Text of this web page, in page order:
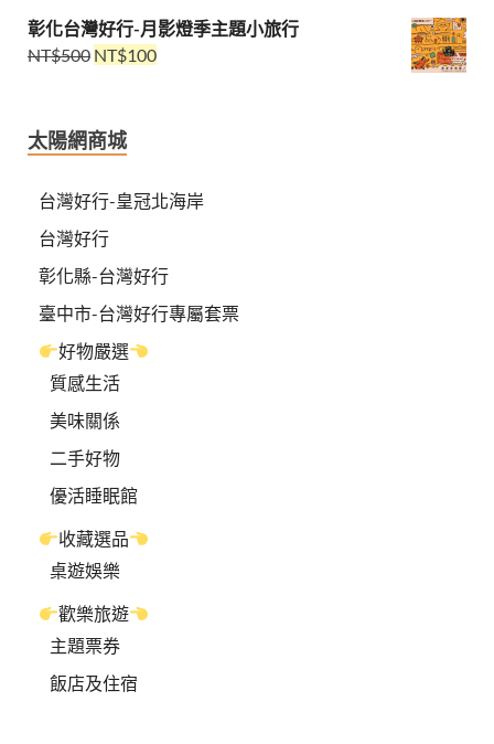
彰化台灣好行-月影燈季主題小旅行
NT$500 NT$100
太陽網商城
台灣好行-皇冠北海岸
台灣好行
彰化縣-台灣好行
臺中市-台灣好行專屬套票
好物嚴選
質感生活
美味關係
二手好物
優活睡眠館
收藏選品
桌遊娛樂
歡樂旅遊
主題票券
飯店及住宿